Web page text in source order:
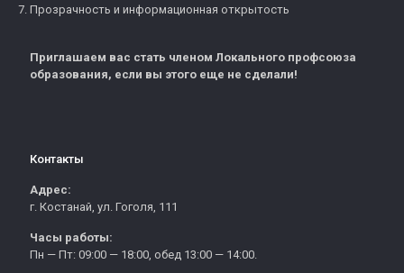
Прозрачность и информационная открытость
Приглашаем вас стать членом Локального профсоюза
образования, если вы этого еще не сделали!
Контакты
Адрес:
г. Костанай, ул. Гоголя, 111
Часы работы:
Пн — Пт: 09:00 — 18:00, обед 13:00 — 14:00.